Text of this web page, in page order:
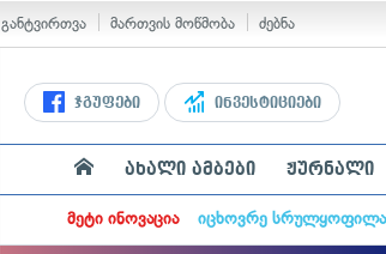
განტვირთვა მართვის მოწმობა ძებნა
ჯგუფები ინვესტიციები
ახალი ამბები ჟურნალი
მეტი ინოვაცია იცხოვრე